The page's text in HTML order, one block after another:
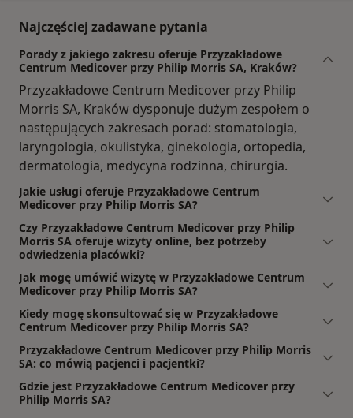
Najczęściej zadawane pytania
Porady z jakiego zakresu oferuje Przyzakładowe
Centrum Medicover przy Philip Morris SA, Kraków?
Przyzakładowe Centrum Medicover przy Philip
Morris SA, Kraków dysponuje dużym zespołem o
następujących zakresach porad: stomatologia,
laryngologia, okulistyka, ginekologia, ortopedia,
dermatologia, medycyna rodzinna, chirurgia.
Jakie usługi oferuje Przyzakładowe Centrum
Medicover przy Philip Morris SA?
Czy Przyzakładowe Centrum Medicover przy Philip
Morris SA oferuje wizyty online, bez potrzeby
odwiedzenia placówki?
Jak mogę umówić wizytę w Przyzakładowe Centrum
Medicover przy Philip Morris SA?
Kiedy mogę skonsultować się w Przyzakładowe
Centrum Medicover przy Philip Morris SA?
Przyzakładowe Centrum Medicover przy Philip Morris
SA: co mówią pacjenci i pacjentki?
Gdzie jest Przyzakładowe Centrum Medicover przy
Philip Morris SA?